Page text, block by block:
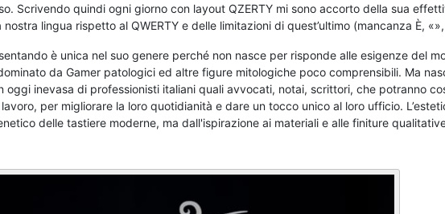
Scrivendo quindi ogni giorno con layout QZERTY mi sono accorto della sua
lingua rispetto al QWERTY e delle limitazioni di quest’ultimo (mancanza È,
è unica nel suo genere perché non nasce per risponde alle esigenze del
da Gamer patologici ed altre figure mitologiche poco comprensibili. Ma
oggi inevasa di professionisti italiani quali avvocati, notai, scrittori, che potranno
per migliorare la loro quotidianità e dare un tocco unico al loro ufficio.
delle tastiere moderne, ma dall'ispirazione ai materiali e alle finiture